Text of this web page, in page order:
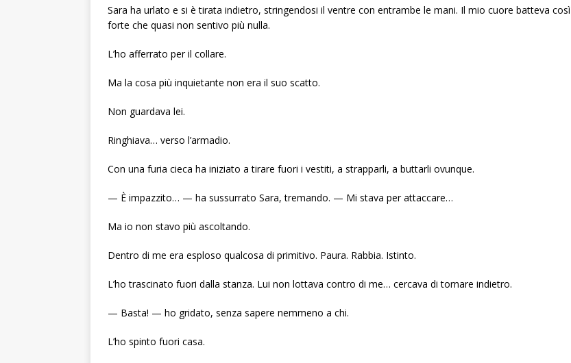
Sara ha urlato e si è tirata indietro, stringendosi il ventre con entrambe le mani. Il mio cuore batteva così
forte che quasi non sentivo più nulla.
L’ho afferrato per il collare.
Ma la cosa più inquietante non era il suo scatto.
Non guardava lei.
Ringhiava… verso l’armadio.
Con una furia cieca ha iniziato a tirare fuori i vestiti, a strapparli, a buttarli ovunque.
— È impazzito… — ha sussurrato Sara, tremando. — Mi stava per attaccare…
Ma io non stavo più ascoltando.
Dentro di me era esploso qualcosa di primitivo. Paura. Rabbia. Istinto.
L’ho trascinato fuori dalla stanza. Lui non lottava contro di me… cercava di tornare indietro.
— Basta! — ho gridato, senza sapere nemmeno a chi.
L’ho spinto fuori casa.